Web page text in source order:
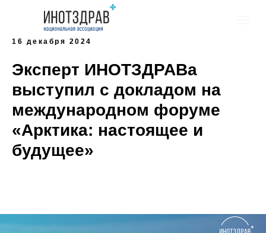
16 декабря 2024
Эксперт ИНОТЗДРАВа
выступил с докладом на
международном форуме
«Арктика: настоящее и
будущее»